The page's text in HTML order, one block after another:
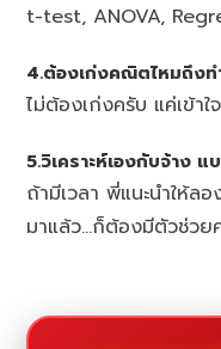
t-test, ANOVA,
4.ต้องเก่งคณิตไหมถึงท
ไม่ต้องเก่งครับ แค่เข้า
5.วิเคราะห์เองกับจ้าง แ
ถ้ามีเวลา พี่แนะนำให้
มาแล้ว…ก็ต้องมีตัวช่วย